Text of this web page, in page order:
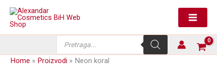
Skip
content
search
Home Proizvodi Neon koral